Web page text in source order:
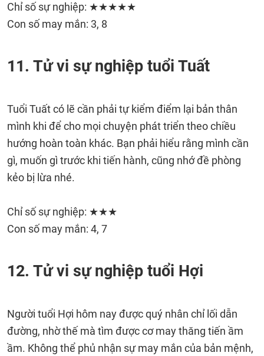
Chỉ số sự nghiệp: ★★★★★
Con số may mắn: 3, 8
11. Tử vi sự nghiệp tuổi Tuất
Tuổi Tuất có lẽ cần phải tự kiểm điểm lại bản thân
mình khi để cho mọi chuyện phát triển theo chiều
hướng hoàn toàn khác. Bạn phải hiểu rằng mình cần
gì, muốn gì trước khi tiến hành, cũng nhớ đề phòng
kẻo bị lừa nhé.
Chỉ số sự nghiệp: ★★★
Con số may mắn: 4, 7
12. Tử vi sự nghiệp tuổi Hợi
Người tuổi Hợi hôm nay được quý nhân chỉ lối dẫn
đường, nhờ thế mà tìm được cơ may thăng tiến ầm
ầm. Không thể phủ nhận sự may mắn của bản mệnh,